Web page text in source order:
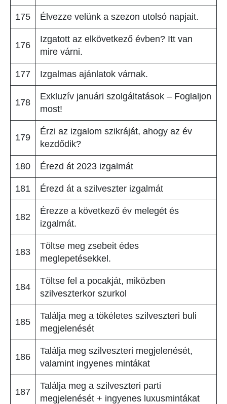
175 Élvezze velünk a szezon utolsó napjait.
176
Izgatott az elkövetkező évben? Itt van
mire várni.
177 Izgalmas ajánlatok várnak.
178
Exkluzív januári szolgáltatások – Foglaljon
most!
179
Érzi az izgalom szikráját, ahogy az év
kezdődik?
180 Érezd át 2023 izgalmát
181 Érezd át a szilveszter izgalmát
182
Érezze a következő év melegét és
izgalmát.
183
Töltse meg zsebeit édes
meglepetésekkel.
184
Töltse fel a pocakját, miközben
szilveszterkor szurkol
185
Találja meg a tökéletes szilveszteri buli
megjelenését
186
Találja meg szilveszteri megjelenését,
valamint ingyenes mintákat
187
Találja meg a szilveszteri parti
megjelenését + ingyenes luxusmintákat